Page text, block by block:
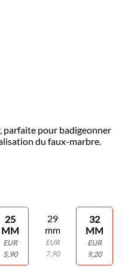
parfaite pour badigeonner
du faux-marbre.
25
MM
EUR
5,90
29
mm
EUR
7,90
32
MM
EUR
9,20